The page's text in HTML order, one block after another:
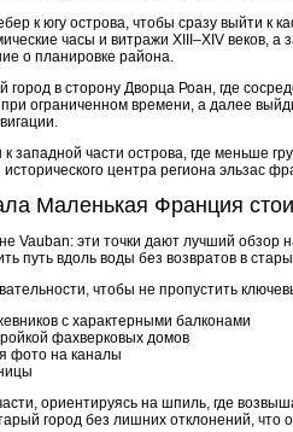
к югу острова, чтобы сразу выйти к
часы и витражи XIII–XIV веков,
о планировке района.
в сторону Дворца Роан, где
ограниченном времени, а далее
части острова, где меньше
центра региона эльзас
Маленькая Франция
Vauban: эти точки дают лучший
путь вдоль воды без возвратов в
чтобы не пропустить
с характерными балконами
фахверковых домов
фото на каналы
ориентируясь на шпиль, где
город без лишних отклонений, что